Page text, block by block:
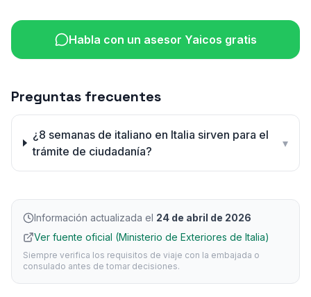
Habla con un asesor Yaicos gratis
Preguntas frecuentes
¿8 semanas de italiano en Italia sirven para el
trámite de ciudadanía?
▾
Información actualizada el 24 de abril de 2026
Ver fuente oficial (Ministerio de Exteriores de Italia)
Siempre verifica los requisitos de viaje con la embajada o
consulado antes de tomar decisiones.